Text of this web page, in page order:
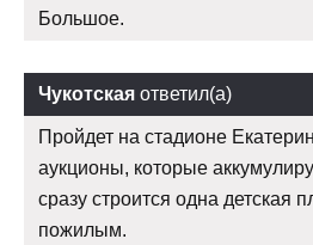
Большое.
Чукотская ответил(а)
Пройдет на стадионе
аукционы, которые
сразу строится одна детская
пожилым.